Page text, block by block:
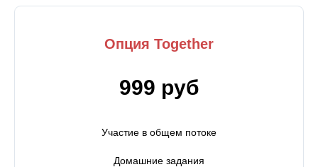
Опция Together
999 руб
Участие в общем потоке
Домашние задания